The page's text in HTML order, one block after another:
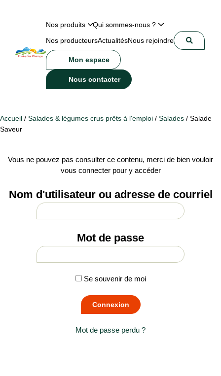
Nos produits
Qui sommes-nous ?
Nos producteursActualitésNous rejoindre
Mon espace
Nous contacter
Accueil / Salades & légumes crus prêts à l'emploi / Salades / Salade
Saveur
Vous ne pouvez pas consulter ce contenu, merci de bien vouloir
vous connecter pour y accéder
Nom d'utilisateur ou adresse de courriel
Mot de passe
Se souvenir de moi
Mot de passe perdu ?